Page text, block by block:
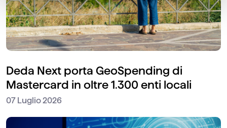
Deda Next porta GeoSpending di
Mastercard in oltre 1.300 enti locali
07 Luglio 2026